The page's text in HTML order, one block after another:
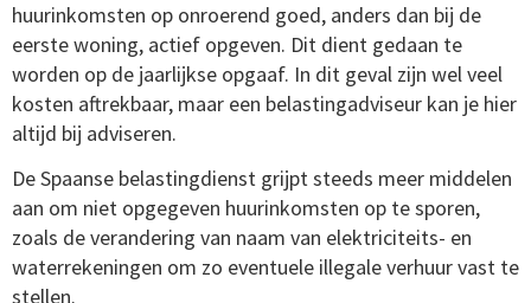
huurinkomsten op onroerend goed, anders dan bij de
eerste woning, actief opgeven. Dit dient gedaan te
worden op de jaarlijkse opgaaf. In dit geval zijn wel veel
kosten aftrekbaar, maar een belastingadviseur kan je hier
altijd bij adviseren.
De Spaanse belastingdienst grijpt steeds meer middelen
aan om niet opgegeven huurinkomsten op te sporen,
zoals de verandering van naam van elektriciteits- en
waterrekeningen om zo eventuele illegale verhuur vast te
stellen.